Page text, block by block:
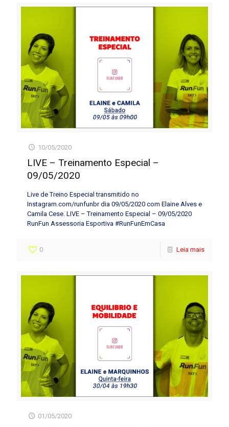
10/05/2020
LIVE – Treinamento Especial –
09/05/2020
Live de Treino Especial transmitido no
Instagram.com/runfunbr dia 09/05/2020 com Elaine Alves e
Camila Cese. LIVE – Treinamento Especial – 09/05/2020
RunFun Assessoria Esportiva #RunFunEmCasa
0 Leia mais
01/05/2020